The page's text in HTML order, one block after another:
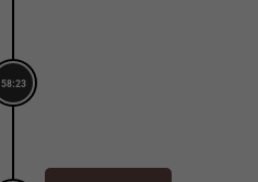
58:23